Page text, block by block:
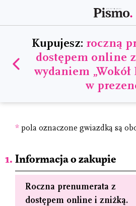
Kupujesz: roczną
dostępem online
wydaniem „Wokół
w
* pola oznaczone gwiazdką są
Informacja o zakupie
Roczna prenumerata z
dostępem online i zniżką.